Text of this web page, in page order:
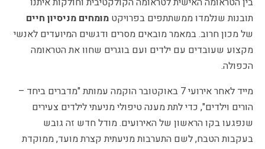
תובנות שנלמדו ממשתתפים בפרויקט מומחים מניסיון חיים
של מכון חרוב. במאמר מובאים מסרים ודגשים המיועדים לאנשי
מקצוע שעובדים עם ילדים ועם בוגרים שחוו את הטראומה
הכפולה.
מייד לאחר אירועי 7 באוקטובר הוקמה עמותת "מדברים ביחד –
הורים וילדים", כדי לתת מענה טיפולי מניעתי לילדים צעירים
שנפגעו בקו הראשון של האירועים. מודל חדש זה גובש
בעקבות הטבח, לשם התערבות מניעתית קצרת מועד, ממוקדת